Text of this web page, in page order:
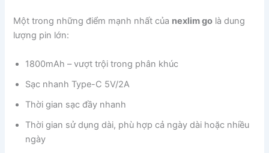
Một trong những điểm mạnh nhất của nexlim go là dung
lượng pin lớn:
1800mAh – vượt trội trong phân khúc
Sạc nhanh Type-C 5V/2A
Thời gian sạc đầy nhanh
Thời gian sử dụng dài, phù hợp cả ngày dài hoặc nhiều
ngày